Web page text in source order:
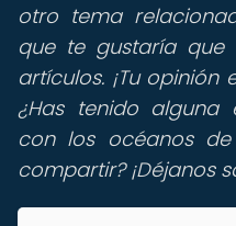
otro tema
que te gustaría que
artículos. ¡Tu
¿Has tenido alguna
con los océanos
compartir? ¡Déjanos